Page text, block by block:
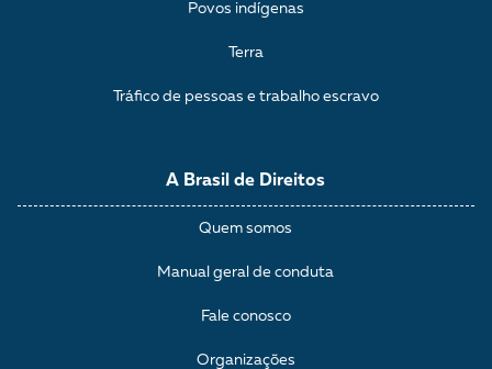
A Brasil de Direitos
Quem somos
Manual geral de conduta
Fale conosco
Organizações
Povos indígenas
Terra
Tráfico de pessoas e trabalho escravo